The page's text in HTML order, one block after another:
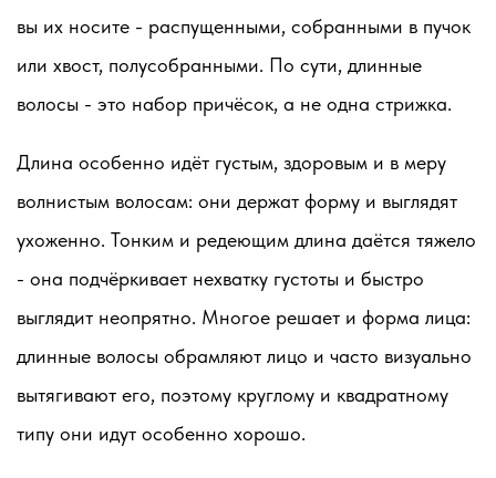
вы их носите - распущенными, собранными в пучок
или хвост, полусобранными. По сути, длинные
волосы - это набор причёсок, а не одна стрижка.
Длина особенно идёт густым, здоровым и в меру
волнистым волосам: они держат форму и выглядят
ухоженно. Тонким и редеющим длина даётся тяжело
- она подчёркивает нехватку густоты и быстро
выглядит неопрятно. Многое решает и форма лица:
длинные волосы обрамляют лицо и часто визуально
вытягивают его, поэтому круглому и квадратному
типу они идут особенно хорошо.